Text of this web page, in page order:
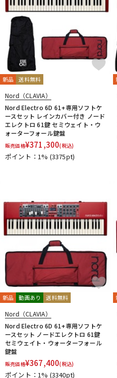
新品 送料無料
Nord（CLAVIA）
Nord Electro 6D 61+専用ソフトケ
ースセット レインカバー付き ノード
エレクトロ 61鍵 セミウェイト・ウ
ォーターフォール鍵盤
販売価格¥371,300(税込)
ポイント：1% (3375pt)
新品 動画あり 送料無料
Nord（CLAVIA）
Nord Electro 6D 61+専用ソフトケ
ースセット ノードエレクトロ 61鍵
セミウェイト・ウォーターフォール
鍵盤
販売価格¥367,400(税込)
ポイント：1% (3340pt)